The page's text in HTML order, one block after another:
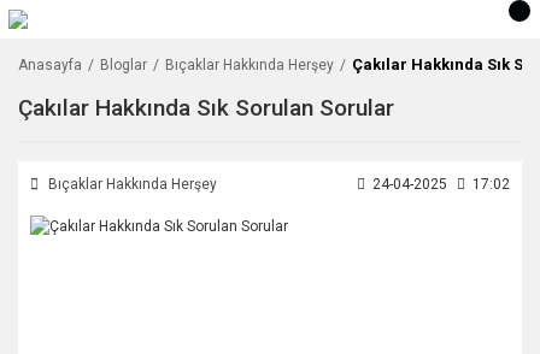
Anasayfa Bloglar Bıçaklar Hakkında Herşey Çakılar Hakkında Sık
Çakılar Hakkında Sık Sorulan Sorular
Bıçaklar Hakkında Herşey 24-04-2025 17:02